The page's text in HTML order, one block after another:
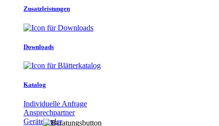
Zusatzleistungen
Downloads
Katalog
Individuelle Anfrage
Ansprechpartner
Gerätefinder